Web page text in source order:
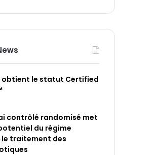
obtient le statut Certified
contrôlé randomisé met
du régime
traitement des